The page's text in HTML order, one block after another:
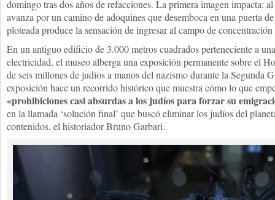
domingo tras dos años de refacciones. La primera imagen impacta:
avanza por un camino de adoquines que desemboca en una puerta
ploteada produce la sensación de ingresar al campo de
En un antiguo edificio de 3.000 metros cuadrados perteneciente a
electricidad, el museo alberga una exposición permanente sobre el
de seis millones de judíos a manos del nazismo durante la Segunda
exposición hace un recorrido histórico que muestra cómo lo que
«prohibiciones casi absurdas a los judíos para forzar su
en la llamada ‘solución final’ que buscó eliminar los judíos del
contenidos, el historiador Bruno Garbari.